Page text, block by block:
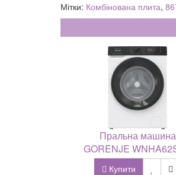
Мітки: Комбінована плита,
Пральна машина
GORENJE
Купити